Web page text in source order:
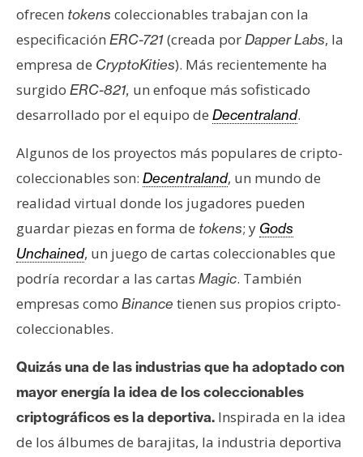
ofrecen tokens coleccionables trabajan con la
especificación ERC-721(creada porDapper Labs, la
empresa de CryptoKities). Más recientemente ha
surgido ERC-821, un enfoque más sofisticado
desarrollado por el equipo de Decentraland.
Algunos de los proyectos más populares de cripto-
coleccionables son: Decentraland, un mundo de
realidad virtual donde los jugadores pueden
guardar piezas en forma de tokens; y Gods
Unchained, un juego de cartas coleccionables que
podría recordar a las cartas Magic. También
empresas como Binance tienen sus propios cripto-
coleccionables.
Quizás una de las industrias que ha adoptado con
mayor energía la idea de los coleccionables
criptográficos es la deportiva. Inspirada en la idea
de los álbumes de barajitas, la industria deportiva